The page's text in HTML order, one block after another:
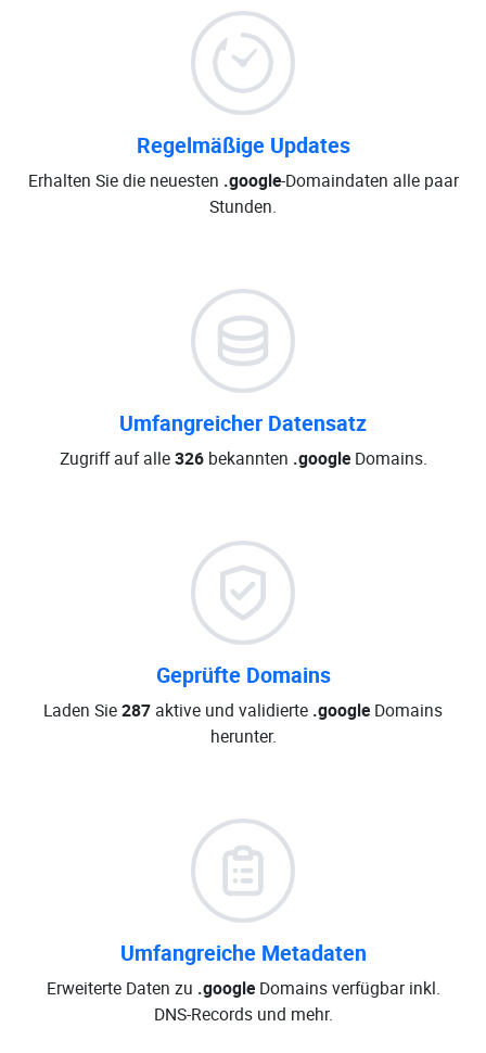
Regelmäßige Updates
Erhalten Sie die neuesten .google-Domaindaten alle paar
Stunden.
Umfangreicher Datensatz
Zugriff auf alle326bekannten .googleDomains.
Geprüfte Domains
Laden Sie287 aktive und validierte .google Domains
herunter.
Umfangreiche Metadaten
Erweiterte Daten zu .googleDomains verfügbar inkl.
DNS-Records und mehr.